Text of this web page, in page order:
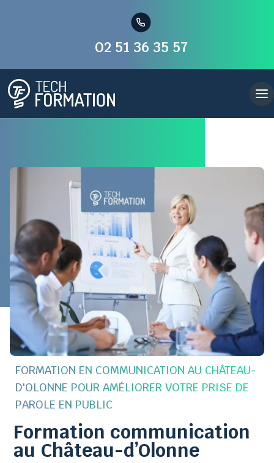
02 51 36 35 57
FORMATION EN COMMUNICATION AU CHÂTEAU-
D'OLONNE POUR AMÉLIORER VOTRE PRISE DE
PAROLE EN PUBLIC
Formation communication
au Château-d’Olonne